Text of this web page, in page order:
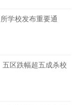
学校发布重要通
区跌幅超五成杀校